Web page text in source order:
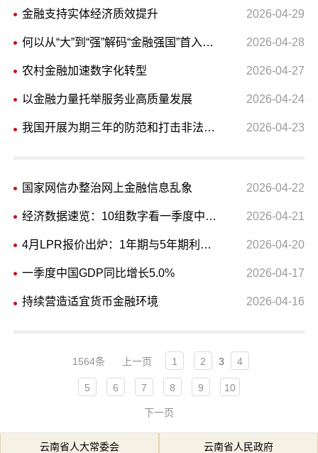
金融支持实体经济质效提升 2026-04-29
何以从“大”到“强”解码“金融强国”首入五年规划 2026-04-28
农村金融加速数字化转型 2026-04-27
以金融力量托举服务业高质量发展 2026-04-24
我国开展为期三年的防范和打击非法金融活动总体战 2026-04-23
国家网信办整治网上金融信息乱象 2026-04-22
经济数据速览：10组数字看一季度中国经济 2026-04-21
4月LPR报价出炉：1年期与5年期利率均维持不变 2026-04-20
一季度中国GDP同比增长5.0% 2026-04-17
持续营造适宜货币金融环境 2026-04-16
1564条 上一页 1 2 3 4
5 6 7 8 9 10
下一页
云南省人大常委会 云南省人民政府